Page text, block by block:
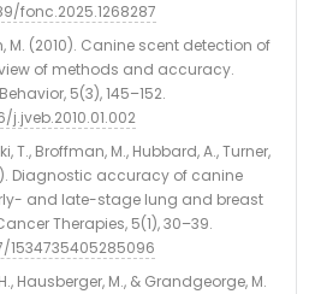
fonc.2025.1268287
M. (2010). Canine scent detection of
of methods and accuracy.
5(3), 145–152.
j.jveb.2010.01.002
T., Broffman, M., Hubbard, A., Turner,
Diagnostic accuracy of canine
and late-stage lung and breast
Therapies, 5(1), 30–39.
1534735405285096
Hausberger, M., & Grandgeorge, M.